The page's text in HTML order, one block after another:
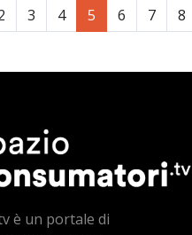
3 4 5 6 7 8
è un portale di